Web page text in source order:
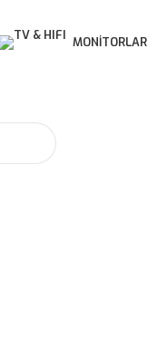
MONITORLAR